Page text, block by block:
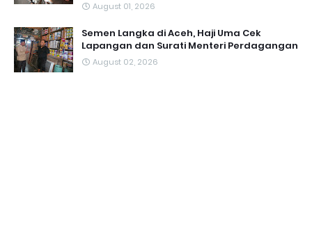
August 01, 2026
Semen Langka di Aceh, Haji Uma Cek
Lapangan dan Surati Menteri Perdagangan
August 02, 2026